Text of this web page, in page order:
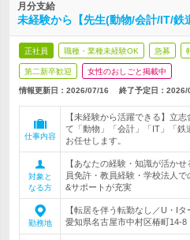
月分支給
未経験から【先生(動物/会計/IT/鉄
正社員 職種・業種未経験OK 急募
第二新卒歓迎 女性のおしごと掲載中
情報更新日：2026/07/16 終了予定日： 2026/
仕事内容
【未経験から活躍できる】立
て「動物」「会計」「IT」「鉄
お任せします。
対象と
なる方
【あなたの経験・知識が活か
員免許・教員経験・学校法人
&サポートが充実
勤務地
【転居を伴う転勤なし／U・I
愛知県名古屋市中村区椿町14-8